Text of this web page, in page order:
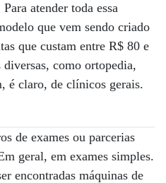
atender toda essa
que vem sendo criado
que custam entre R$ 80 e
como ortopedia,
é claro, de clínicos gerais.
de exames ou parcerias
geral, em exames simples.
encontradas máquinas de